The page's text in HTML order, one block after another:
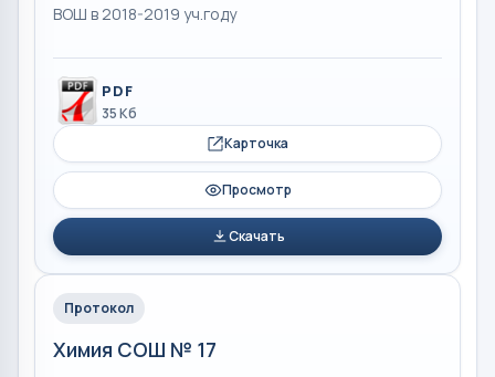
ВОШ в 2018-2019 уч.году
PDF
35 Кб
Карточка
Просмотр
Скачать
Протокол
Химия СОШ № 17